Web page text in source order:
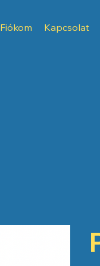
Fiókom Kapcsolat